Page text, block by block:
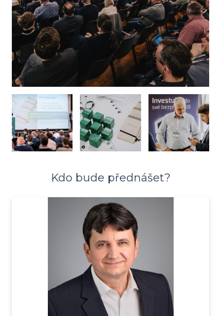
Kdo bude přednášet?